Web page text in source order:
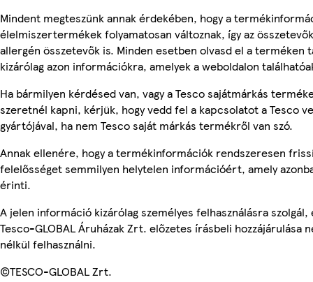
Mindent megteszünk annak érdekében, hogy a
élelmiszertermékek folyamatosan változnak, így az
allergén összetevők is. Minden esetben olvasd el a terméken
kizárólag azon információkra, amelyek a weboldalon
Ha bármilyen kérdésed van, vagy a Tesco sajátmárkás
szeretnél kapni, kérjük, hogy vedd fel a kapcsolatot a Tesco
gyártójával, ha nem Tesco saját márkás termékről van szó.
Annak ellenére, hogy a termékinformációk rendszeresen
felelősséget semmilyen helytelen információért, amely
érinti.
A jelen információ kizárólag személyes felhasználásra
Tesco-GLOBAL Áruházak Zrt. előzetes írásbeli hozzájárulása
nélkül felhasználni.
©TESCO-GLOBAL Zrt.